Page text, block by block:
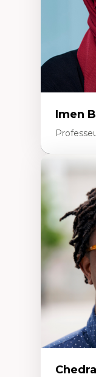
Imen
urbain
Études
savoirs